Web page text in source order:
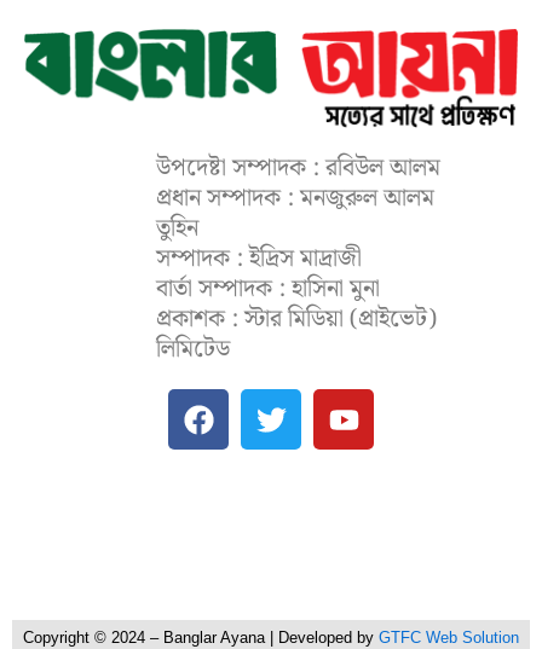
উপদেষ্টা সম্পাদক : রবিউল আলম
প্রধান সম্পাদক : মনজুরুল আলম
তুহিন
সম্পাদক : ইদ্রিস মাদ্রাজী
বার্তা সম্পাদক : হাসিনা মুনা
প্রকাশক : স্টার মিডিয়া (প্রাইভেট)
লিমিটেড
F
a
c
k
T
w
i
Y
o
u
Copyright © 2024 – Banglar Ayana | Developed by GTFC Web Solution